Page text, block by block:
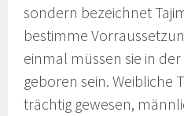
sondern bezeichnet
bestimme
einmal müssen sie in
geboren sein. Weibliche
trächtig gewesen,